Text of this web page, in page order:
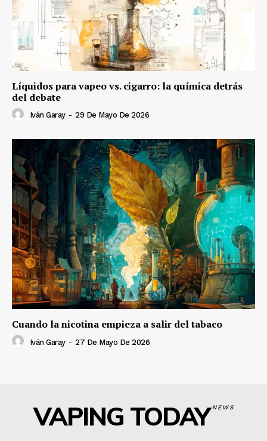
Líquidos para vapeo vs. cigarro: la química detrás
del debate
Iván Garay - 29 De Mayo De 2026
Cuando la nicotina empieza a salir del tabaco
Iván Garay - 27 De Mayo De 2026
VAPING TODAYNEWS